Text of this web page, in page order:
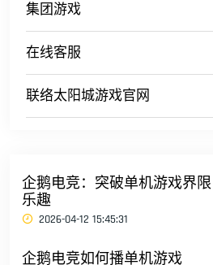
集团游戏
在线客服
联络太阳城游戏官网
企鹅电竞：突破单机游戏界
乐趣
2026-04-12 15:45:31
企鹅电竞如何播单机游戏